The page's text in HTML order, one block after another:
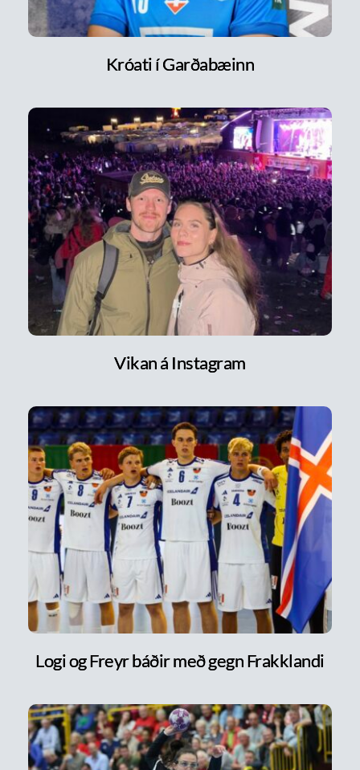
Króati í Garðabæinn
Vikan á Instagram
Logi og Freyr báðir með gegn Frakklandi